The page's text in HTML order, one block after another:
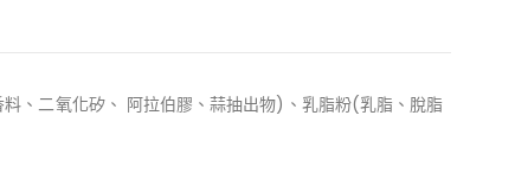
、二氧化矽、 阿拉伯膠、蒜抽出物)、乳脂粉(乳脂、脫脂